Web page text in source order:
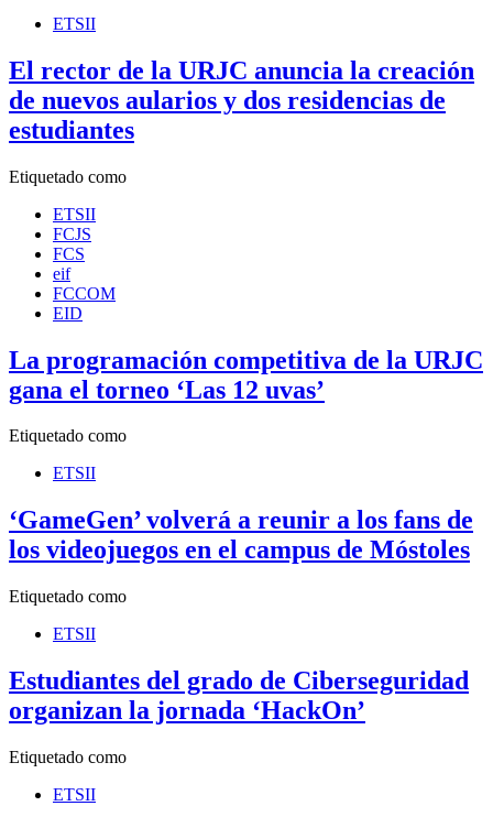
ETSII
El rector de la URJC anuncia la creación
de nuevos aularios y dos residencias de
estudiantes
Etiquetado como
ETSII
FCJS
FCS
eif
FCCOM
EID
La programación competitiva de la URJC
gana el torneo ‘Las 12 uvas’
Etiquetado como
ETSII
‘GameGen’ volverá a reunir a los fans de
los videojuegos en el campus de Móstoles
Etiquetado como
ETSII
Estudiantes del grado de Ciberseguridad
organizan la jornada ‘HackOn’
Etiquetado como
ETSII